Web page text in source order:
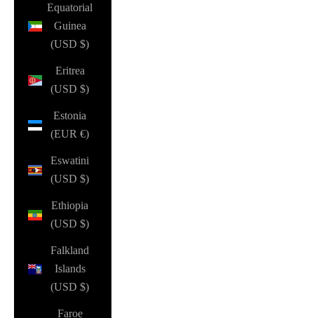
Equatorial
Guinea
(USD $)
Eritrea
(USD $)
Estonia
(EUR €)
Eswatini
(USD $)
Ethiopia
(USD $)
Falkland
Islands
(USD $)
Faroe